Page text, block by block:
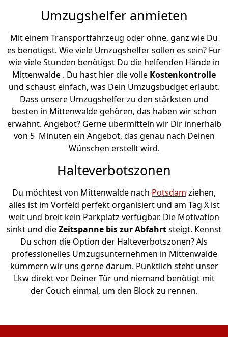
Umzugshelfer anmieten
Mit einem Transportfahrzeug oder ohne, ganz wie Du
es benötigst. Wie viele Umzugshelfer sollen es sein? Für
wie viele Stunden benötigst Du die helfenden Hände in
Mittenwalde . Du hast hier die volle Kostenkontrolle
und schaust einfach, was Dein Umzugsbudget erlaubt.
Dass unsere Umzugshelfer zu den stärksten und
besten in Mittenwalde gehören, das haben wir schon
erwähnt. Angebot? Gerne übermitteln wir Dir innerhalb
von 5 Minuten ein Angebot, das genau nach Deinen
Wünschen erstellt wird.
Halteverbotszonen
Du möchtest von Mittenwalde nach Potsdam ziehen,
alles ist im Vorfeld perfekt organisiert und am Tag X ist
weit und breit kein Parkplatz verfügbar. Die Motivation
sinkt und dieZeitspanne bis zur Abfahrtsteigt. Kennst
Du schon die Option der Halteverbotszonen? Als
professionelles Umzugsunternehmen in Mittenwalde
kümmern wir uns gerne darum. Pünktlich steht unser
Lkw direkt vor Deiner Tür und niemand benötigt mit
der Couch einmal, um den Block zu rennen.